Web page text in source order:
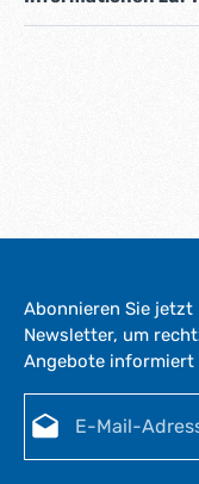
Abonnieren Sie jetzt
Newsletter, um
Angebote informiert